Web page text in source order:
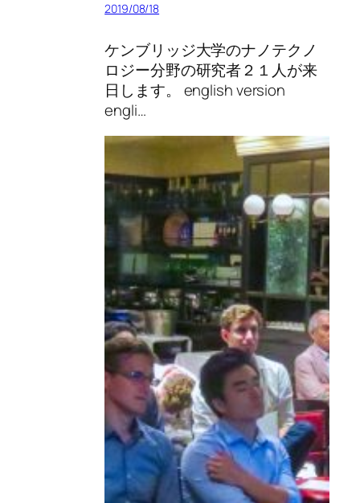
2019/08/18
ケンブリッジ大学のナノテクノ
ロジー分野の研究者２１人が来
日します。 english version
engli…